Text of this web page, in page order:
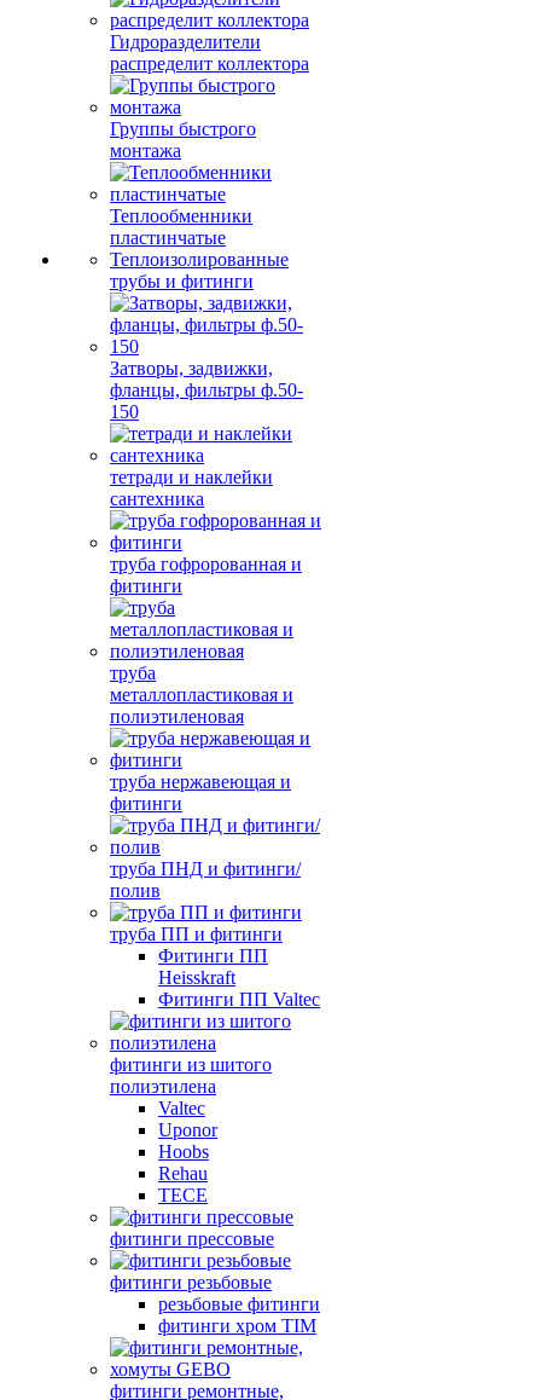
Гидроразделители
распределит коллектора
Группы быстрого
монтажа
Теплообменники
пластинчатые
Теплоизолированные
трубы и фитинги
Затворы, задвижки,
фланцы, фильтры ф.50-
150
тетради и наклейки
сантехника
труба гофророванная и
фитинги
труба
металлопластиковая и
полиэтиленовая
труба нержавеющая и
фитинги
труба ПНД и фитинги/
полив
труба ПП и фитинги
Фитинги ПП
Heisskraft
Фитинги ПП Valtec
фитинги из шитого
полиэтилена
Valtec
Uponor
Hoobs
Rehau
TECE
фитинги прессовые
фитинги резьбовые
резьбовые фитинги
фитинги хром TIM
фитинги ремонтные,